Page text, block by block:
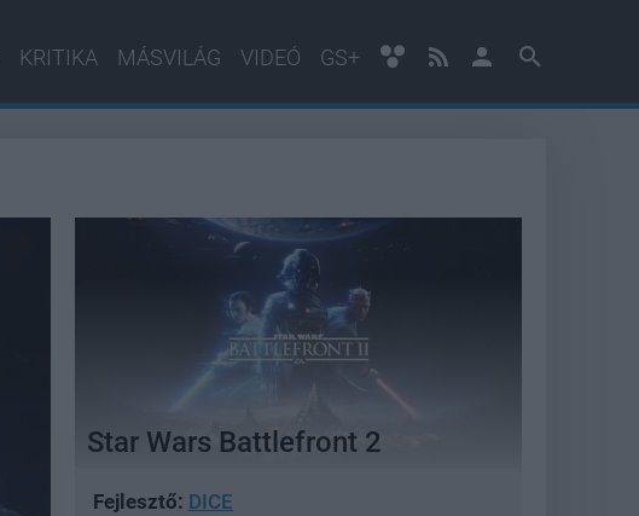
KRITIKA MÁSVILÁG VIDEÓ GS+
Star Wars Battlefront 2
Fejlesztő: DICE